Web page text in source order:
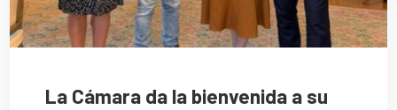
La Cámara da la bienvenida a su